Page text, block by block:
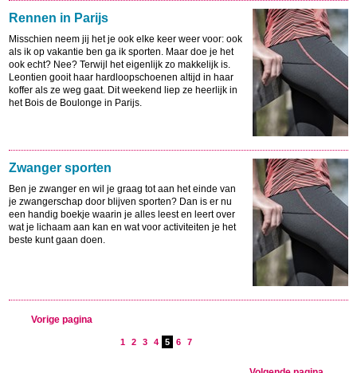
Rennen in Parijs
Misschien neem jij het je ook elke keer weer voor: ook
als ik op vakantie ben ga ik sporten. Maar doe je het
ook echt? Nee? Terwijl het eigenlijk zo makkelijk is.
Leontien gooit haar hardloopschoenen altijd in haar
koffer als ze weg gaat. Dit weekend liep ze heerlijk in
het Bois de Boulonge in Parijs.
Zwanger sporten
Ben je zwanger en wil je graag tot aan het einde van
je zwangerschap door blijven sporten? Dan is er nu
een handig boekje waarin je alles leest en leert over
wat je lichaam aan kan en wat voor activiteiten je het
beste kunt gaan doen.
Vorige pagina
1 2 3 4 5 6 7